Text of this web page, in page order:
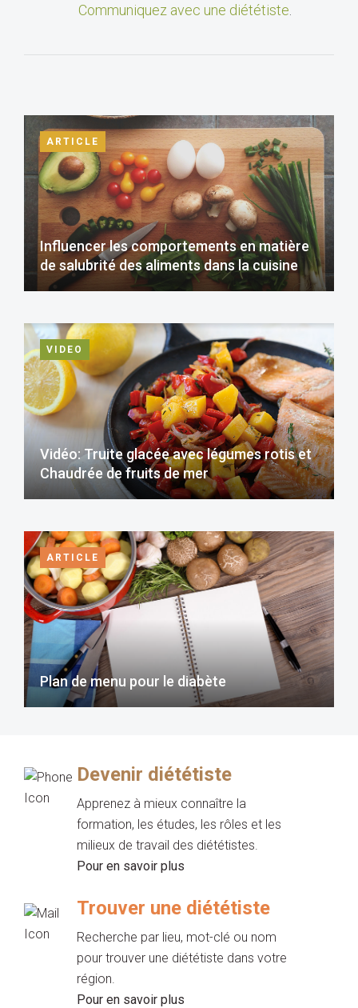
Communiquez avec une diététiste
ARTICLE
Influencer les comportements en matière
de salubrité des aliments dans la cuisine
VIDEO
Vidéo: Truite glacée avec légumes rotis et
Chaudrée de fruits de mer
ARTICLE
Plan de menu pour le diabète
Devenir diététiste
Apprenez à mieux connaître la
formation, les études, les rôles et les
milieux de travail des diététistes.
Pour en savoir plus
Trouver une diététiste
Recherche par lieu, mot-clé ou nom
pour trouver une diététiste dans votre
région.
Pour en savoir plus